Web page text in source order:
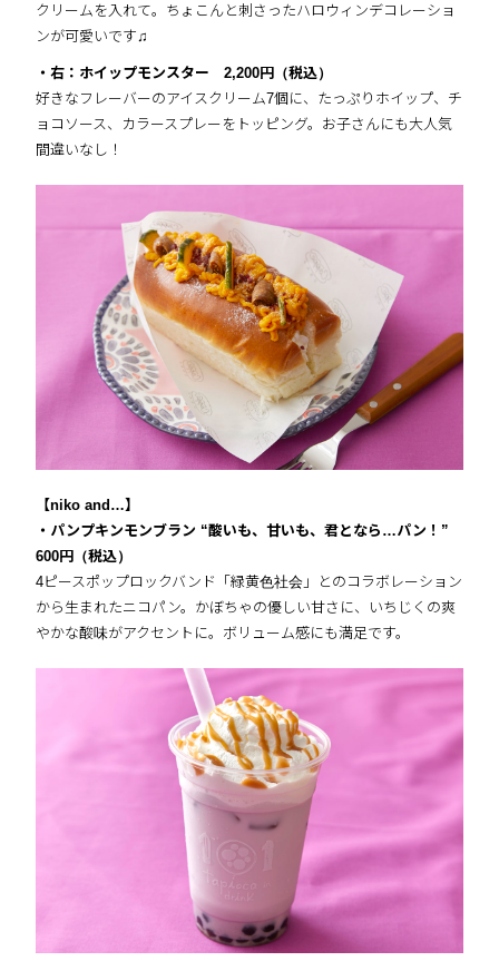
クリームを入れて。ちょこんと刺さったハロウィンデコレーショ
ンが可愛いです♫
・右：ホイップモンスター 2,200円（税込）
好きなフレーバーのアイスクリーム7個に、たっぷりホイップ、チ
ョコソース、カラースプレーをトッピング。お子さんにも大人気
間違いなし！
【niko and…】
・パンプキンモンブラン “酸いも、甘いも、君となら…パン！”
600円（税込）
4ピースポップロックバンド「緑黄色社会」とのコラボレーション
から生まれたニコパン。かぼちゃの優しい甘さに、いちじくの爽
やかな酸味がアクセントに。ボリューム感にも満足です。